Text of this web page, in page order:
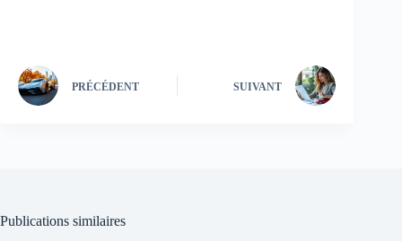
PRÉCÉDENT SUIVANT
Publications similaires